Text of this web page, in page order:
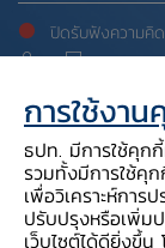
ปิดรับฟังความคิด
สารบัญประกอบ
* ธปท.จะเก็บรั
การใช้งา
ธปท. มีการใช้คุกกี้
รวมทั้งมีการใช้คุ
เพื่อวิเคราะห์การ
ปรับปรุงหรือเพิ่ม
เว็บไซต์ได้ดียิ่งขึ้